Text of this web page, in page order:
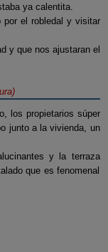
ya calentita.
por el robledal y visitar
y que nos ajustaran el
)
los propietarios súper
junto a la vivienda, un
y la terraza
que es fenomenal